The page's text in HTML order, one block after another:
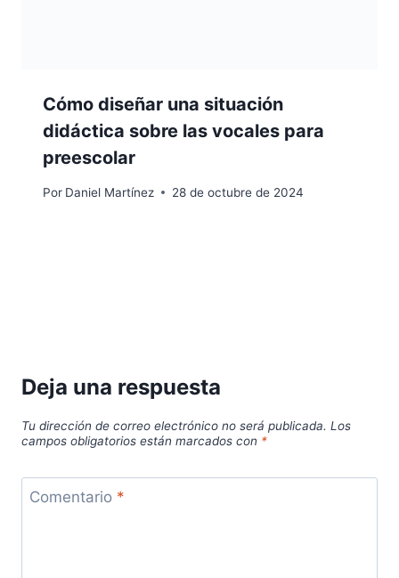
Cómo diseñar una situación
didáctica sobre las vocales para
preescolar
Por Daniel Martínez 28 de octubre de 2024
Deja una respuesta
Tu dirección de correo electrónico no será publicada. Los
campos obligatorios están marcados con *
Comentario *